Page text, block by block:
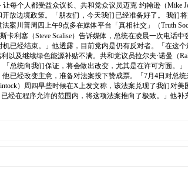
个人都受益众议长、共和党众议员迈克·约翰逊（Mike
边境政策。「朋友们，今天我们已经准备好了。 我们
川普周四上午9点多在媒体平台「真相社交」（Truth
利塞（Steve Scalise）告诉媒体，总统在凌晨一次电话
经结束。」他透露，目前党内是仍有反对者。「在这
及继续绿色能源补贴不满。共和党议员拉尔夫·诺曼（
总统向我们保证，将会做出改变，尤其是在许可方面。
经改变主意，准备对法案投下赞成票。「7月4日对总
）周四早些时候在X上发文称，该法案兑现了我们对
在程序允许的范围内，将这项法案推向了极致。」他补